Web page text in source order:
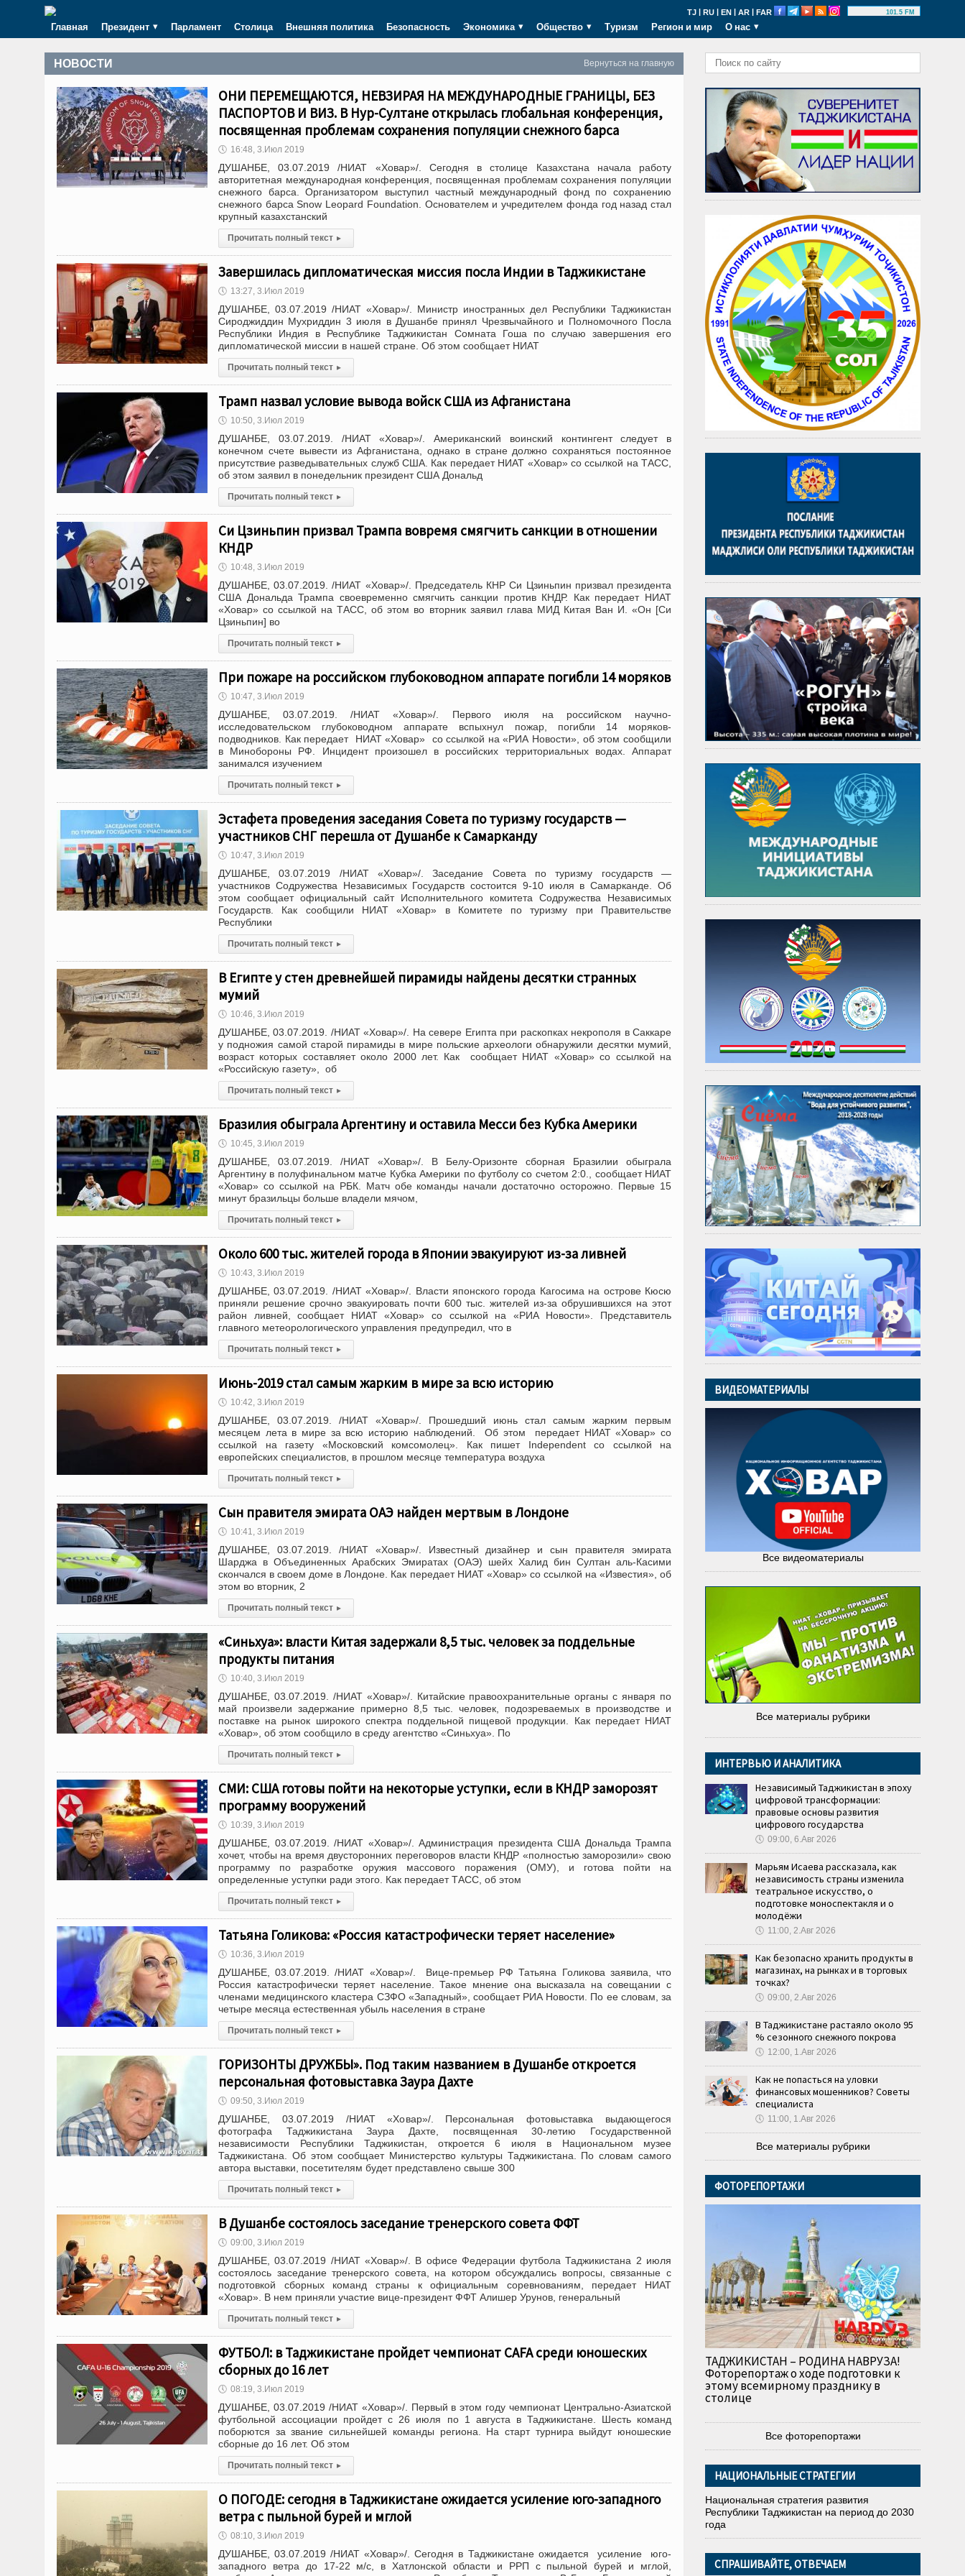
TJ | RU | EN | AR | FAR 101.5 FM
Главная Президент Парламент Столица Внешняя политика Безопасность Экономика Общество Туризм Регион и мир О нас
Вернуться на главную
НОВОСТИ
ОНИ ПЕРЕМЕЩАЮТСЯ, НЕВЗИРАЯ НА МЕЖДУНАРОДНЫЕ ГРАНИЦЫ, БЕЗ
ПАСПОРТОВ И ВИЗ. В Нур-Султане открылась глобальная конференция,
посвященная проблемам сохранения популяции снежного барса
🕔 16:48, 3.Июл 2019
ДУШАНБЕ, 03.07.2019 /НИАТ «Ховар»/. Сегодня в столице Казахстана начала работу
авторитетная международная конференция, посвященная проблемам сохранения популяции
снежного барса. Организатором выступил частный международный фонд по сохранению
снежного барса Snow Leopard Foundation. Основателем и учредителем фонда год назад стал
крупный казахстанский
Прочитать полный текст ▸
Завершилась дипломатическая миссия посла Индии в Таджикистане
🕔 13:27, 3.Июл 2019
ДУШАНБЕ, 03.07.2019 /НИАТ «Ховар»/. Министр иностранных дел Республики Таджикистан
Сироджиддин Мухриддин 3 июля в Душанбе принял Чрезвычайного и Полномочного Посла
Республики Индия в Республике Таджикистан Сомната Гоша по случаю завершения его
дипломатической миссии в нашей стране. Об этом сообщает НИАТ
Прочитать полный текст ▸
Трамп назвал условие вывода войск США из Афганистана
🕔 10:50, 3.Июл 2019
ДУШАНБЕ, 03.07.2019. /НИАТ «Ховар»/. Американский воинский контингент следует в
конечном счете вывести из Афганистана, однако в стране должно сохраняться постоянное
присутствие разведывательных служб США. Как передает НИАТ «Ховар» со ссылкой на ТАСС,
об этом заявил в понедельник президент США Дональд
Прочитать полный текст ▸
Си Цзиньпин призвал Трампа вовремя смягчить санкции в отношении
КНДР
🕔 10:48, 3.Июл 2019
ДУШАНБЕ, 03.07.2019. /НИАТ «Ховар»/. Председатель КНР Си Цзиньпин призвал президента
США Дональда Трампа своевременно смягчить санкции против КНДР. Как передает НИАТ
«Ховар» со ссылкой на ТАСС, об этом во вторник заявил глава МИД Китая Ван И. «Он [Си
Цзиньпин] во
Прочитать полный текст ▸
При пожаре на российском глубоководном аппарате погибли 14 моряков
🕔 10:47, 3.Июл 2019
ДУШАНБЕ, 03.07.2019. /НИАТ «Ховар»/. Первого июля на российском научно-
исследовательском глубоководном аппарате вспыхнул пожар, погибли 14 моряков-
подводников. Как передает НИАТ «Ховар» со ссылкой на «РИА Новости», об этом сообщили
в Минобороны РФ. Инцидент произошел в российских территориальных водах. Аппарат
занимался изучением
Прочитать полный текст ▸
Эстафета проведения заседания Совета по туризму государств —
участников СНГ перешла от Душанбе к Самарканду
🕔 10:47, 3.Июл 2019
ДУШАНБЕ, 03.07.2019 /НИАТ «Ховар»/. Заседание Совета по туризму государств —
участников Содружества Независимых Государств состоится 9-10 июля в Самарканде. Об
этом сообщает официальный сайт Исполнительного комитета Содружества Независимых
Государств. Как сообщили НИАТ «Ховар» в Комитете по туризму при Правительстве
Республики
Прочитать полный текст ▸
В Египте у стен древнейшей пирамиды найдены десятки странных
мумий
🕔 10:46, 3.Июл 2019
ДУШАНБЕ, 03.07.2019. /НИАТ «Ховар»/. На севере Египта при раскопках некрополя в Саккаре
у подножия самой старой пирамиды в мире польские археологи обнаружили десятки мумий,
возраст которых составляет около 2000 лет. Как сообщает НИАТ «Ховар» со ссылкой на
«Российскую газету», об
Прочитать полный текст ▸
Бразилия обыграла Аргентину и оставила Месси без Кубка Америки
🕔 10:45, 3.Июл 2019
ДУШАНБЕ, 03.07.2019. /НИАТ «Ховар»/. В Белу-Оризонте сборная Бразилии обыграла
Аргентину в полуфинальном матче Кубка Америки по футболу со счетом 2:0., сообщает НИАТ
«Ховар» со ссылкой на РБК. Матч обе команды начали достаточно осторожно. Первые 15
минут бразильцы больше владели мячом,
Прочитать полный текст ▸
Около 600 тыс. жителей города в Японии эвакуируют из-за ливней
🕔 10:43, 3.Июл 2019
ДУШАНБЕ, 03.07.2019. /НИАТ «Ховар»/. Власти японского города Кагосима на острове Кюсю
приняли решение срочно эвакуировать почти 600 тыс. жителей из-за обрушившихся на этот
район ливней, сообщает НИАТ «Ховар» со ссылкой на «РИА Новости». Представитель
главного метеорологического управления предупредил, что в
Прочитать полный текст ▸
Июнь-2019 стал самым жарким в мире за всю историю
🕔 10:42, 3.Июл 2019
ДУШАНБЕ, 03.07.2019. /НИАТ «Ховар»/. Прошедший июнь стал самым жарким первым
месяцем лета в мире за всю историю наблюдений. Об этом передает НИАТ «Ховар» со
ссылкой на газету «Московский комсомолец». Как пишет Independent со ссылкой на
европейских специалистов, в прошлом месяце температура воздуха
Прочитать полный текст ▸
Сын правителя эмирата ОАЭ найден мертвым в Лондоне
🕔 10:41, 3.Июл 2019
ДУШАНБЕ, 03.07.2019. /НИАТ «Ховар»/. Известный дизайнер и сын правителя эмирата
Шарджа в Объединенных Арабских Эмиратах (ОАЭ) шейх Халид бин Султан аль-Касими
скончался в своем доме в Лондоне. Как передает НИАТ «Ховар» со ссылкой на «Известия», об
этом во вторник, 2
Прочитать полный текст ▸
«Синьхуа»: власти Китая задержали 8,5 тыс. человек за поддельные
продукты питания
🕔 10:40, 3.Июл 2019
ДУШАНБЕ, 03.07.2019. /НИАТ «Ховар»/. Китайские правоохранительные органы с января по
май произвели задержание примерно 8,5 тыс. человек, подозреваемых в производстве и
поставке на рынок широкого спектра поддельной пищевой продукции. Как передает НИАТ
«Ховар», об этом сообщило в среду агентство «Синьхуа». По
Прочитать полный текст ▸
СМИ: США готовы пойти на некоторые уступки, если в КНДР заморозят
программу вооружений
🕔 10:39, 3.Июл 2019
ДУШАНБЕ, 03.07.2019. /НИАТ «Ховар»/. Администрация президента США Дональда Трампа
хочет, чтобы на время двусторонних переговоров власти КНДР «полностью заморозили» свою
программу по разработке оружия массового поражения (ОМУ), и готова пойти на
определенные уступки ради этого. Как передает ТАСС, об этом
Прочитать полный текст ▸
Татьяна Голикова: «Россия катастрофически теряет население»
🕔 10:36, 3.Июл 2019
ДУШАНБЕ, 03.07.2019. /НИАТ «Ховар»/. Вице-премьер РФ Татьяна Голикова заявила, что
Россия катастрофически теряет население. Такое мнение она высказала на совещании с
членами медицинского кластера СЗФО «Западный», сообщает РИА Новости. По ее словам, за
четыре месяца естественная убыль населения в стране
Прочитать полный текст ▸
ГОРИЗОНТЫ ДРУЖБЫ». Под таким названием в Душанбе откроется
персональная фотовыставка Заура Дахте
🕔 09:50, 3.Июл 2019
ДУШАНБЕ, 03.07.2019 /НИАТ «Ховар»/. Персональная фотовыставка выдающегося
фотографа Таджикистана Заура Дахте, посвященная 30-летию Государственной
независимости Республики Таджикистан, откроется 6 июля в Национальном музее
Таджикистана. Об этом сообщает Министерство культуры Таджикистана. По словам самого
автора выставки, посетителям будет представлено свыше 300
Прочитать полный текст ▸
В Душанбе состоялось заседание тренерского совета ФФТ
🕔 09:00, 3.Июл 2019
ДУШАНБЕ, 03.07.2019 /НИАТ «Ховар»/. В офисе Федерации футбола Таджикистана 2 июля
состоялось заседание тренерского совета, на котором обсуждались вопросы, связанные с
подготовкой сборных команд страны к официальным соревнованиям, передает НИАТ
«Ховар». В нем приняли участие вице-президент ФФТ Алишер Урунов, генеральный
Прочитать полный текст ▸
ФУТБОЛ: в Таджикистане пройдет чемпионат CAFA среди юношеских
сборных до 16 лет
🕔 08:19, 3.Июл 2019
ДУШАНБЕ, 03.07.2019 /НИАТ «Ховар»/. Первый в этом году чемпионат Центрально-Азиатской
футбольной ассоциации пройдет с 26 июля по 1 августа в Таджикистане. Шесть команд
поборются за звание сильнейшей команды региона. На старт турнира выйдут юношеские
сборные до 16 лет. Об этом
Прочитать полный текст ▸
О ПОГОДЕ: сегодня в Таджикистане ожидается усиление юго-западного
ветра с пыльной бурей и мглой
🕔 08:10, 3.Июл 2019
ДУШАНБЕ, 03.07.2019 /НИАТ «Ховар»/. Сегодня в Таджикистане ожидается усиление юго-
западного ветра до 17-22 м/с, в Хатлонской области и РРП с пыльной бурей и мглой,
ВИДЕОМАТЕРИАЛЫ
Все видеоматериалы
Все материалы рубрики
ИНТЕРВЬЮ И АНАЛИТИКА
Независимый Таджикистан в эпоху
цифровой трансформации:
правовые основы развития
цифрового государства
🕔 09:00, 6.Авг 2026
Марьям Исаева рассказала, как
независимость страны изменила
театральное искусство, о
подготовке моноспектакля и о
молодёжи
🕔 11:00, 2.Авг 2026
Как безопасно хранить продукты в
магазинах, на рынках и в торговых
точках?
🕔 09:00, 2.Авг 2026
В Таджикистане растаяло около 95
% сезонного снежного покрова
🕔 12:00, 1.Авг 2026
Как не попасться на уловки
финансовых мошенников? Советы
специалиста
🕔 11:00, 1.Авг 2026
Все материалы рубрики
ФОТОРЕПОРТАЖИ
ТАДЖИКИСТАН – РОДИНА НАВРУЗА!
Фоторепортаж о ходе подготовки к
этому всемирному празднику в
столице
Все фоторепортажи
НАЦИОНАЛЬНЫЕ СТРАТЕГИИ
Национальная стратегия развития
Республики Таджикистан на период до 2030
года
СПРАШИВАЙТЕ, ОТВЕЧАЕМ